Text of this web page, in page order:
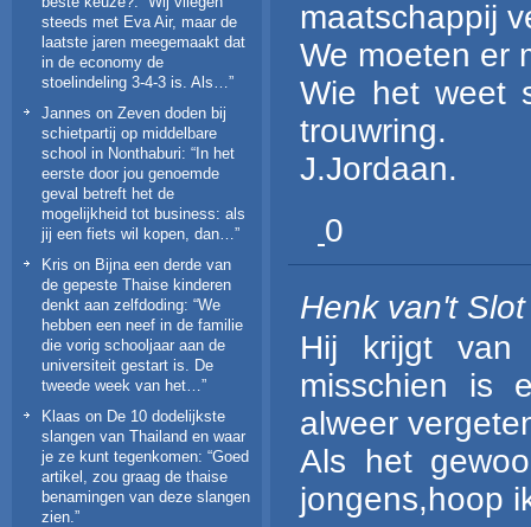
steeds met Eva Air, maar de
laatste jaren meegemaakt dat
in de economy de
stoelindeling 3-4-3 is. Als… ”
Jannes on Zeven doden bij
schietpartij op middelbare
school in Nonthaburi: “In het
eerste door jou genoemde
geval betreft het de
mogelijkheid tot business: als
jij een fiets wil kopen, dan… ”
Kris on Bijna een derde van
de gepeste Thaise kinderen
denkt aan zelfdoding: “We
hebben een neef in de familie
die vorig schooljaar aan de
universiteit gestart is. De
tweede week van het… ”
Klaas on De 10 dodelijkste
slangen van Thailand en waar
je ze kunt tegenkomen: “Goed
artikel, zou graag de thaise
benamingen van deze slangen
zien. ”
maatschappij
We moeten er
Wie het weet
trouwring.
J.Jordaan.
0
Henk van't Slot
Hij krijgt van
misschien is
alweer
Als het
jongens,hoop